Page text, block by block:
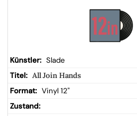
Slade
All Join Hands
Vinyl 12"